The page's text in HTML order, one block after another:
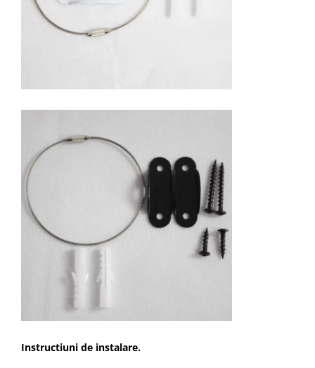
Instructiuni de instalare.